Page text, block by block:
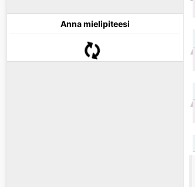
Anna mielipiteesi